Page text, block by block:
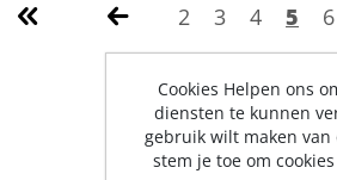
2 3 4 5 6
Cookies Helpen ons
diensten te kunnen
gebruik wilt maken van
stem je toe om